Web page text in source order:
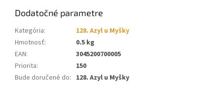
Dodatočné parametre
Kategória:
128. Azyl u Myšky
Hmotnosť:
0.5 kg
EAN:
3045200700005
Priorita:
150
Bude doručené do: 128. Azyl u Myšky